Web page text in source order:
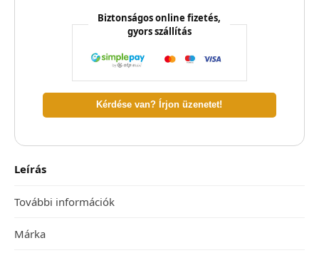
Biztonságos online fizetés,
gyors szállítás
Kérdése van? Írjon üzenetet!
Leírás
További információk
Márka